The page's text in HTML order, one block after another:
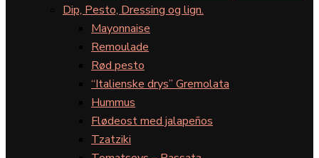
Dip, Pesto, Dressing og lign.
Mayonnaise
Remoulade
Rød pesto
“Italienske drys” Gremolata
Hummus
Flødeost med jalapeños
Tzatziki